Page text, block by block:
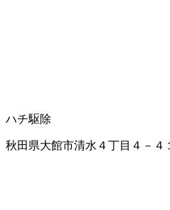
ハチ駆除
秋田県大館市清水４丁目４－４